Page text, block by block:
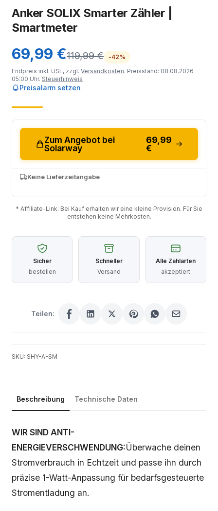
Anker SOLIX Smarter Zähler |
Smartmeter
69,99 €119,99 €
-42%
Endpreis inkl. USt., zzgl. Versandkosten. Preisstand: 08.08.2026
05:00 Uhr. Steuerhinweis
Preisalarm setzen
Zum Angebot bei
Solarway
69,99
€
Keine Lieferzeitangabe
* Affiliate-Link: Bei Kauf erhalten wir eine kleine Provision. Für Sie
entstehen keine Mehrkosten.
Sicher
bestellen
Schneller
Versand
Alle Zahlarten
akzeptiert
Teilen:
SKU: SHY-A-SM
Beschreibung Technische Daten
Beschreibung
WIR SIND ANTI-
ENERGIEVERSCHWENDUNG:Überwache deinen
Stromverbrauch in Echtzeit und passe ihn durch
präzise 1-Watt-Anpassung für bedarfsgesteuerte
Stromentladung an.